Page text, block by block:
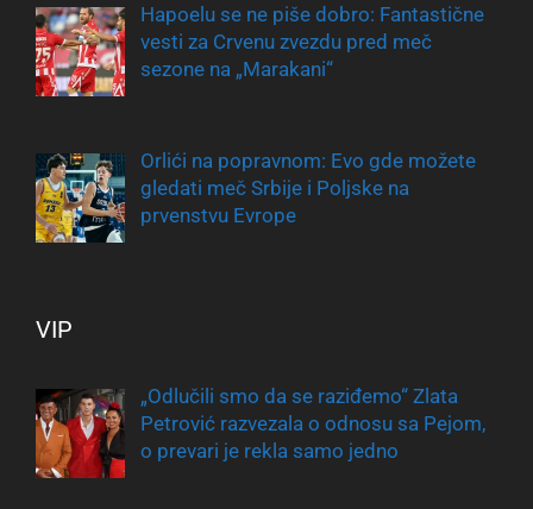
Hapoelu se ne piše dobro: Fantastične
vesti za Crvenu zvezdu pred meč
sezone na „Marakani“
Orlići na popravnom: Evo gde možete
gledati meč Srbije i Poljske na
prvenstvu Evrope
VIP
„Odlučili smo da se raziđemo“ Zlata
Petrović razvezala o odnosu sa Pejom,
o prevari je rekla samo jedno